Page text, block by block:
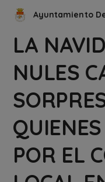
Ayuntamiento
LA
NULES
POR EL